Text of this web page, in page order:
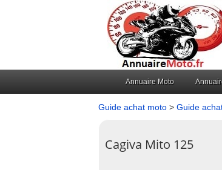
Annuaire Moto
Guide achat moto > Guide
Cagiva Mito 125